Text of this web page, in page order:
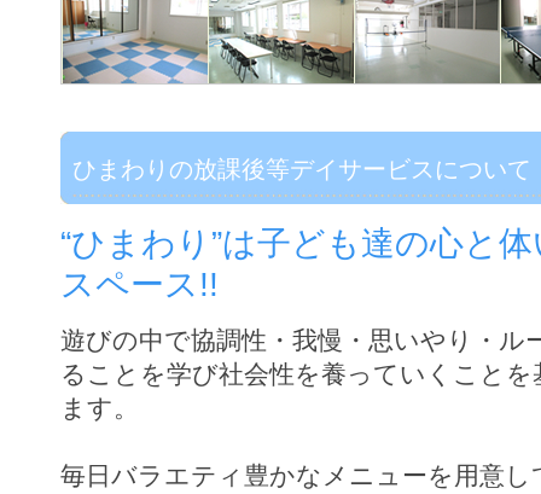
ひまわりの放課後等デイサービスについて
“ひまわり”は子ども達の心と
スペース!!
遊びの中で協調性・我慢・思いやり・ル
ることを学び社会性を養っていくこと
ます。
毎日バラエティ豊かなメニューを用意し